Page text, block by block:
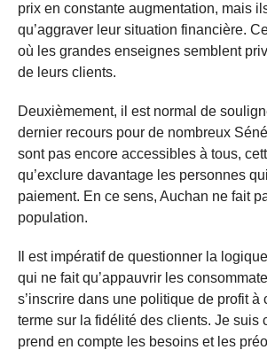
prix en constante augmentation, mais
qu’aggraver leur situation financière.
où les grandes enseignes semblent
de leurs clients.
Deuxièmement, il est normal de
dernier recours pour de nombreux
sont pas encore accessibles à tous,
qu’exclure davantage les personnes
paiement. En ce sens, Auchan ne fait
population.
Il est impératif de questionner la
qui ne fait qu’appauvrir les
s’inscrire dans une politique de profit
terme sur la fidélité des clients. Je suis
prend en compte les besoins et les